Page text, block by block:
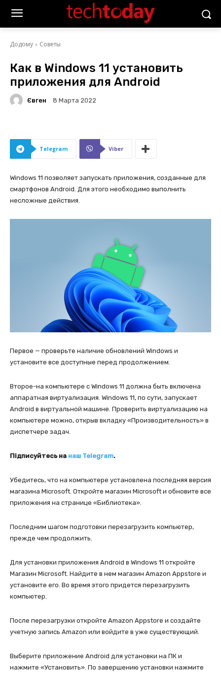
Додому Советы
Как в Windows 11 установить
приложения для Android
Євген 8 Марта 2022
Telegram Viber
Windows 11 позволяет запускать приложения, созданные для
смартфонов Android. Для этого необходимо выполнить
несложные действия.
Первое — проверьте наличие обновлений Windows и
установите все доступные перед продолжением.
Второе-на компьютере с Windows 11 должна быть включена
аппаратная виртуализация. Windows 11, по сути, запускает
Android в виртуальной машине. Проверить виртуализацию на
компьютере можно, открыв вкладку «Производительность» в
диспетчере задач.
Підписуйтесь на наш Telegram.
Убедитесь, что на компьютере установлена последняя версия
магазина Microsoft. Откройте магазин Microsoft и обновите все
приложения на странице «Библиотека».
Последним шагом подготовки перезагрузить компьютер,
прежде чем продолжить.
Для установки приложения Android в Windows 11 откройте
Магазин Microsoft. Найдите в нем магазин Amazon Appstore и
установите его. Во время этого придется перезагрузить
компьютер.
После перезагрузки откройте Amazon Appstore и создайте
учетную запись Amazon или войдите в уже существующий.
Выберите приложение Android для установки на ПК и
нажмите «Установить». По завершению установки нажмите